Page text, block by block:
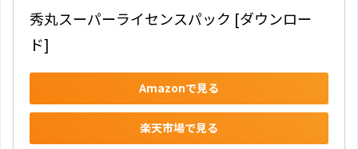
秀丸スーパーライセンスパック [ダウンロー
ド]
Amazonで見る
楽天市場で見る